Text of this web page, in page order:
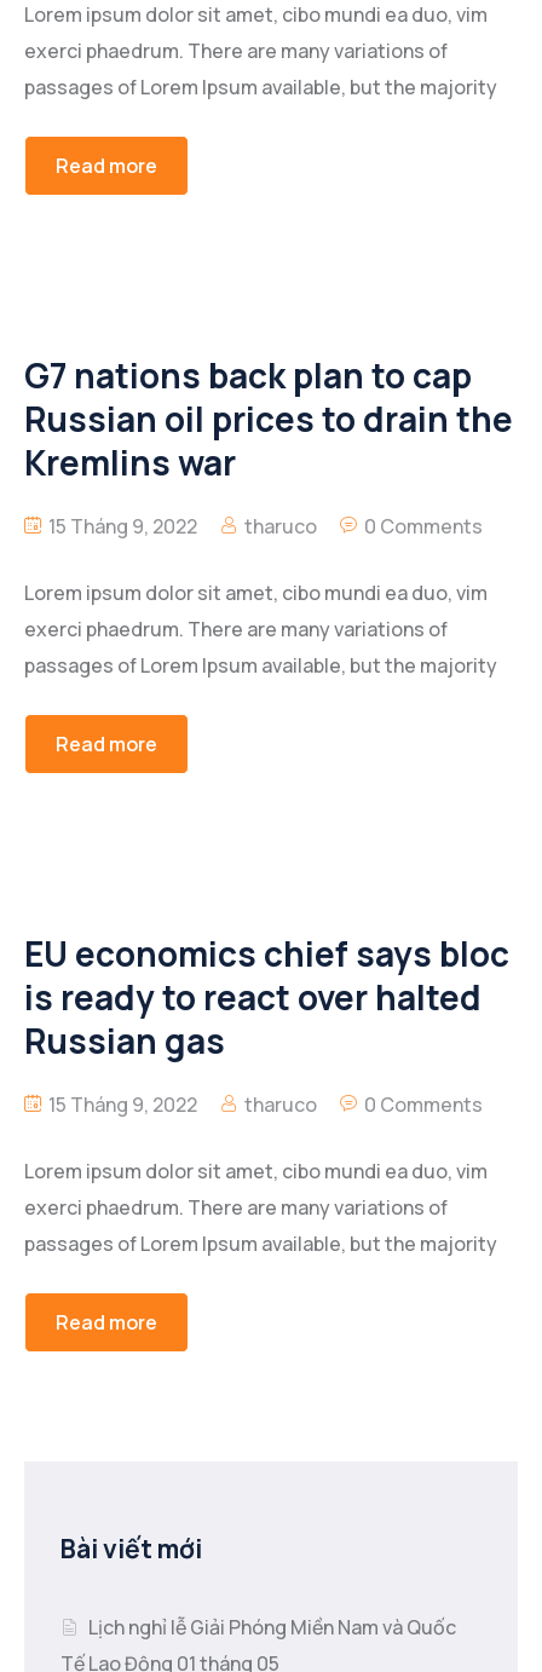
Lorem ipsum dolor sit amet, cibo mundi ea duo, vim
exerci phaedrum. There are many variations of
passages of Lorem Ipsum available, but the majority
Read more
G7 nations back plan to cap
Russian oil prices to drain the
Kremlins war
15 Tháng 9, 2022 tharuco 0 Comments
Lorem ipsum dolor sit amet, cibo mundi ea duo, vim
exerci phaedrum. There are many variations of
passages of Lorem Ipsum available, but the majority
Read more
EU economics chief says bloc
is ready to react over halted
Russian gas
15 Tháng 9, 2022 tharuco 0 Comments
Lorem ipsum dolor sit amet, cibo mundi ea duo, vim
exerci phaedrum. There are many variations of
passages of Lorem Ipsum available, but the majority
Read more
Bài viết mới
Lịch nghỉ lễ Giải Phóng Miền Nam và Quốc
Tế Lao Động 01 tháng 05